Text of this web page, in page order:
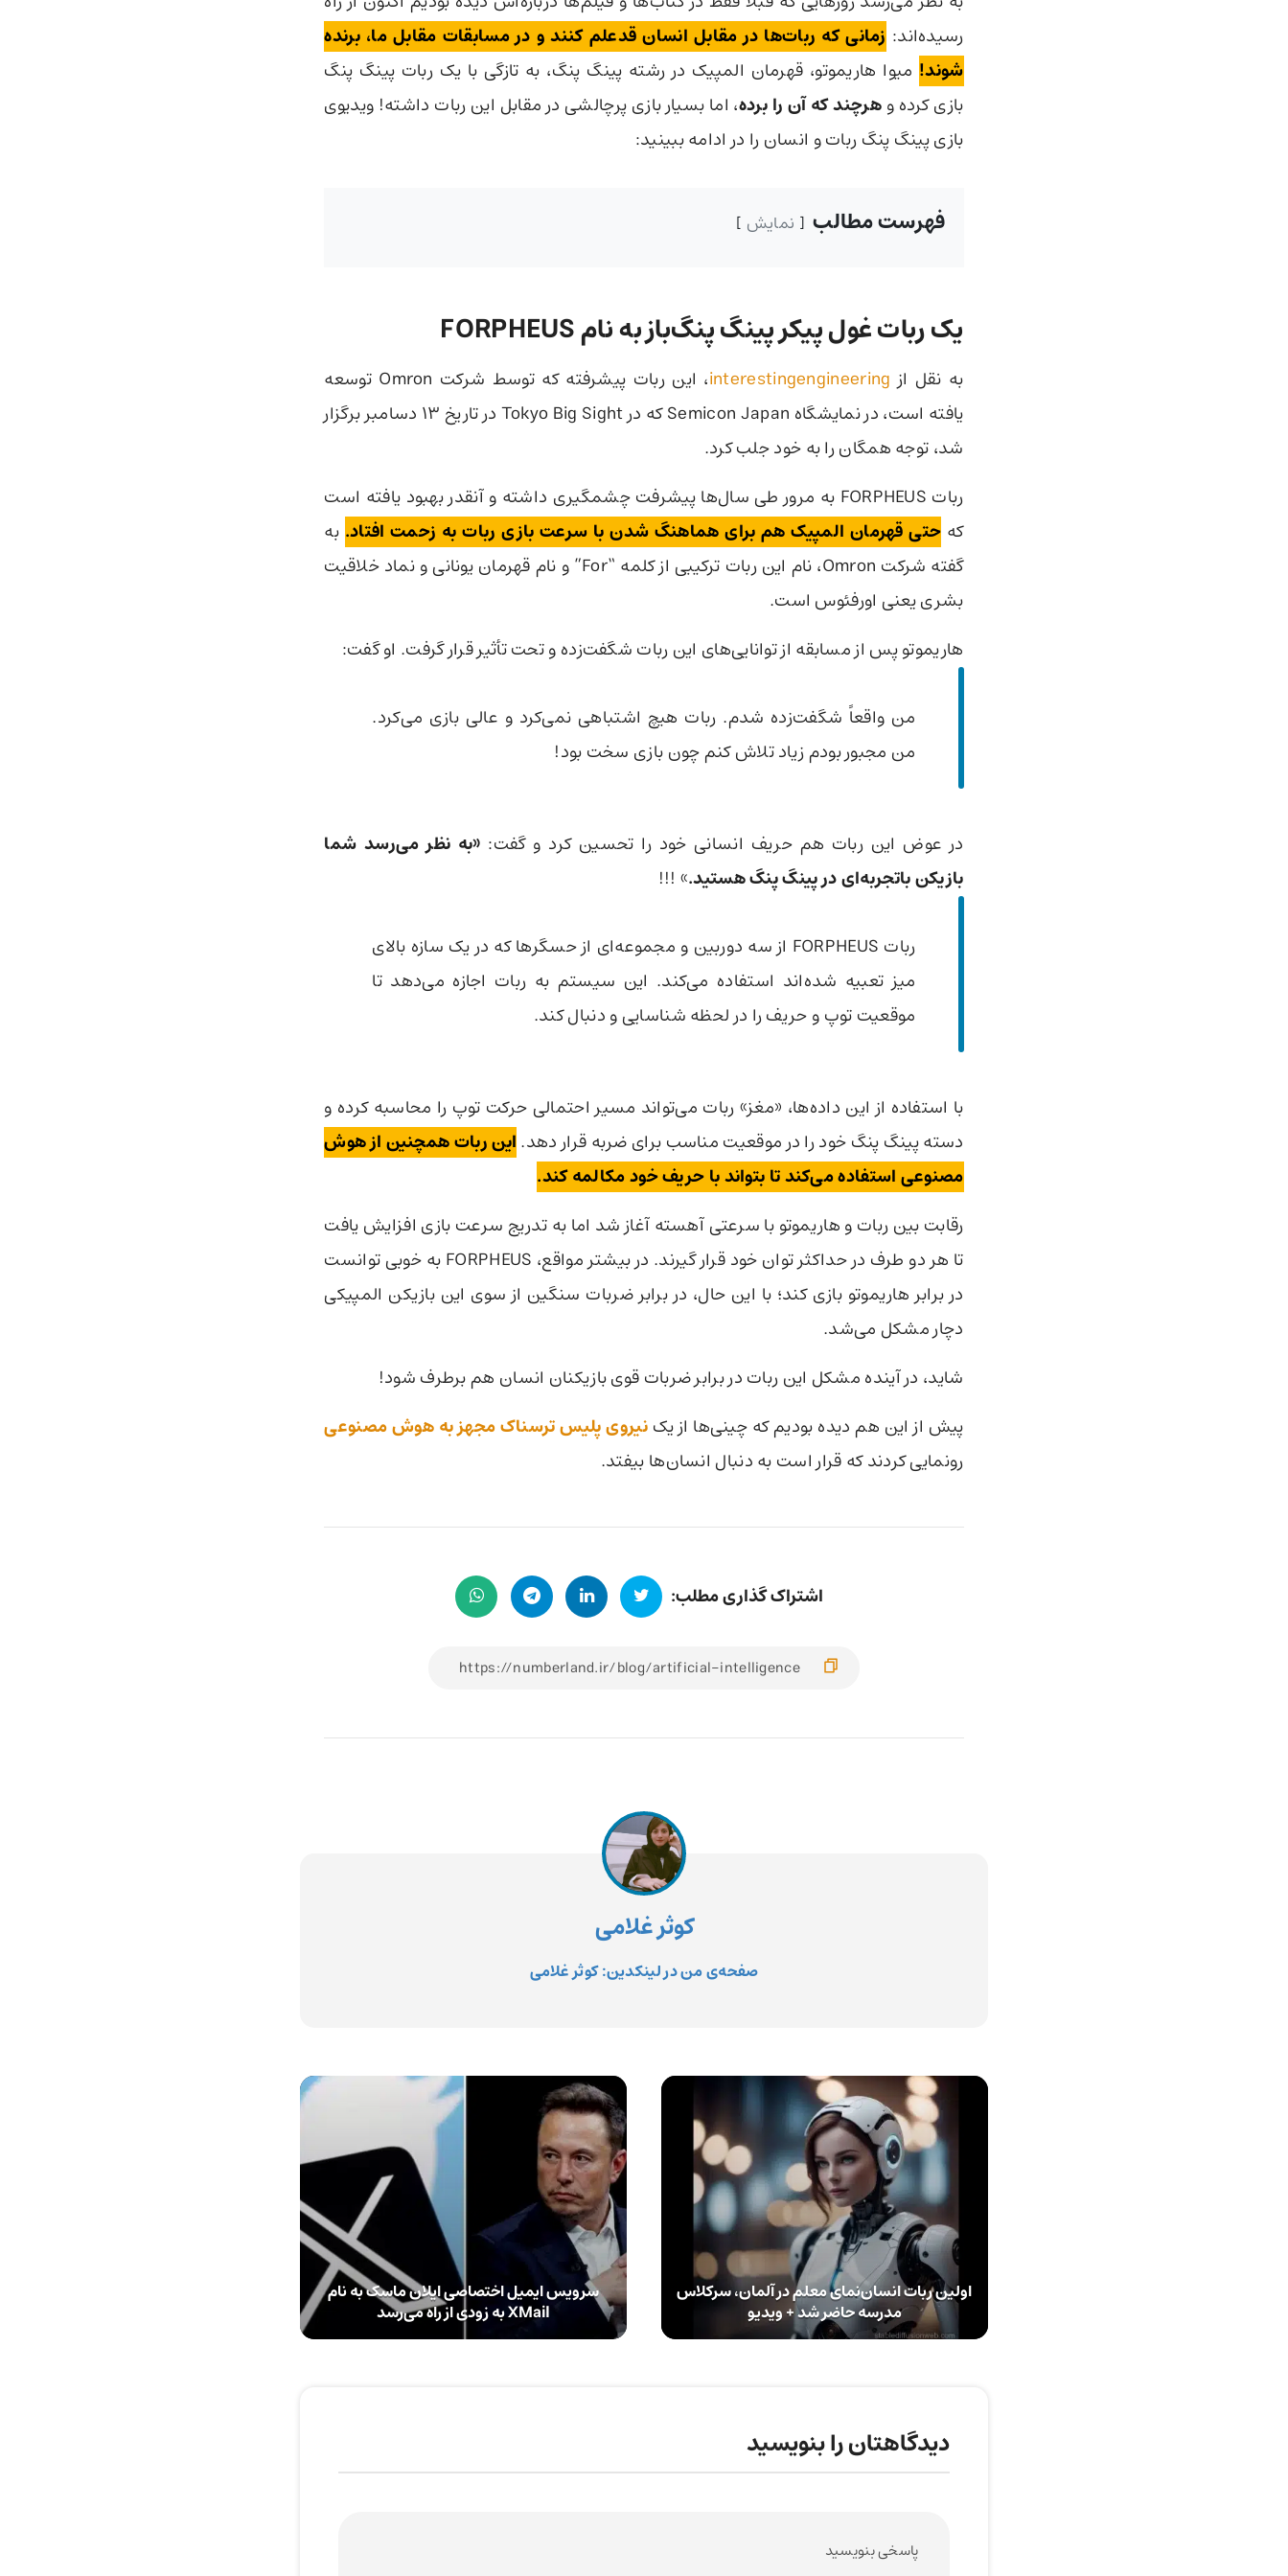
رسیده‌اند:‌ زمانی که ربات‌ها در مقابل انسان قدعلم کنند و در مسابقات مقابل ما، برنده
شوند! میوا هاریموتو، قهرمان المپیک در رشته پینگ پنگ، به تازگی با یک ربات پینگ پنگ
بازی کرده وهرچند که آن را برده، اما بسیار بازی پرچالشی در مقابل این ربات داشته! ویدیوی
بازی پینگ پنگ ربات و انسان را در ادامه ببینید:
فهرست مطالب نمایش
یک ربات غول پیکر پینگ پنگ‌باز به نام FORPHEUS
به نقل از interestingengineering
، این ربات پیشرفته که توسط شرکت Omron توسعه
یافته است، در نمایشگاه Semicon Japan که در Tokyo
Big Sight در تاریخ ۱۳ دسامبر برگزار
شد، توجه همگان را به خود جلب کرد.
ربات FORPHEUS به مرور طی سال‌ها پیشرفت چشمگیری داشته و آنقدر بهبود یافته است
که حتی قهرمان المپیک هم برای هماهنگ شدن با سرعت بازی ربات به زحمت افتاد. به
گفته شرکت Omron، نام این ربات ترکیبی از کلمه “For” و نام قهرمان یونانی و نماد خلاقیت
بشری یعنی اورفئوس است.
هاریموتو پس از مسابقه از توانایی‌های این ربات شگفت‌زده و تحت تأثیر قرار گرفت. او گفت:
من واقعاً شگفت‌زده شدم. ربات هیچ اشتباهی نمی‌کرد و عالی بازی می‌کرد.
من مجبور بودم زیاد تلاش کنم چون بازی سخت بود!
در عوض این ربات هم حریف انسانی خود را تحسین کرد و گفت: «به نظر می‌رسد شما
بازیکن باتجربه‌ای در پینگ پنگ هستید.» !!!
ربات FORPHEUS از سه دوربین و مجموعه‌ای از حسگرها که در یک سازه بالای
میز تعبیه شده‌اند استفاده می‌کند. این سیستم به ربات اجازه می‌دهد تا
موقعیت توپ و حریف را در لحظه شناسایی و دنبال کند.
با استفاده از این داده‌ها، «مغز» ربات می‌تواند مسیر احتمالی حرکت توپ را محاسبه کرده و
دسته پینگ پنگ خود را در موقعیت مناسب برای ضربه قرار دهد.این ربات همچنین از هوش
مصنوعی استفاده می‌کند تا بتواند با حریف خود مکالمه کند.
رقابت بین ربات و هاریموتو با سرعتی آهسته آغاز شد اما به تدریج سرعت بازی افزایش یافت
تا هر دو طرف در حداکثر توان خود قرار گیرند. در بیشتر مواقع، FORPHEUS به خوبی توانست
در برابر هاریموتو بازی کند؛ با این حال، در برابر ضربات سنگین از سوی این بازیکن المپیکی
دچار مشکل می‌شد.
شاید، در آینده مشکل این ربات در برابر ضربات قوی بازیکنان انسان هم برطرف شود!
پیش از این هم دیده بودیم که چینی‌ها از یکنیروی پلیس ترسناک مجهز به هوش مصنوعی
رونمایی کردند که قرار است به دنبال انسان‌ها بیفتد.
اشتراک گذاری مطلب:
کوثر غلامی
صفحه‌ی من در لینکدین: کوثر غلامی
سرویس ایمیل اختصاصی ایلان ماسک به نام
XMail به زودی از راه می‌رسد
اولین ربات انسان‌نمای معلم در آلمان،‌ سرکلاس
مدرسه حاضر شد + ویدیو
دیدگاهتان را بنویسید